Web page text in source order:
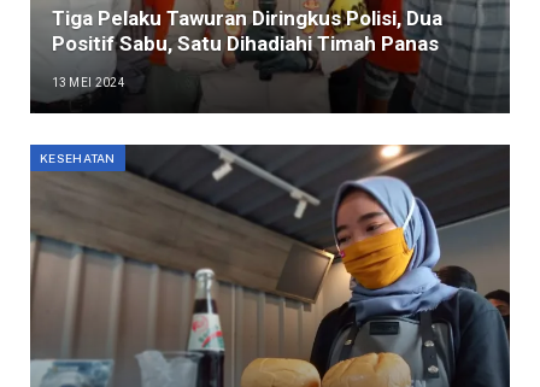
Tiga Pelaku Tawuran Diringkus Polisi, Dua
Positif Sabu, Satu Dihadiahi Timah Panas
13 MEI 2024
KESEHATAN